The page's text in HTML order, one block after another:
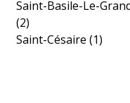
Saint-Basile-Le-
(2)
Saint-Césaire (1)